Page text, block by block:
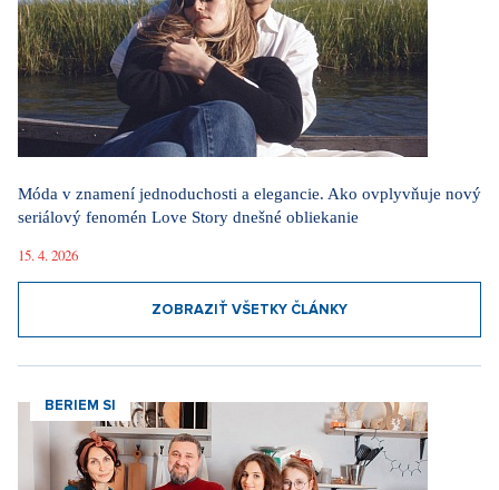
Móda v znamení jednoduchosti a elegancie. Ako ovplyvňuje nový
seriálový fenomén Love Story dnešné obliekanie
15. 4. 2026
ZOBRAZIŤ VŠETKY ČLÁNKY
BERIEM SI